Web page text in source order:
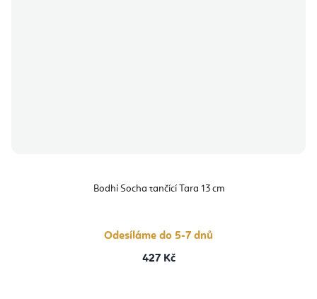
Bodhi Socha tančící Tara 13 cm
Odesíláme do 5-7 dnů
427 Kč